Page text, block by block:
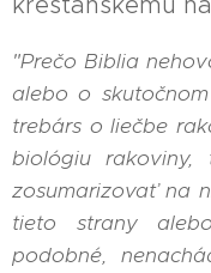
"Prečo Biblia
alebo o
trebárs o liečbe
biológiu rakoviny,
zosumarizovať na
tieto strany
podobné,